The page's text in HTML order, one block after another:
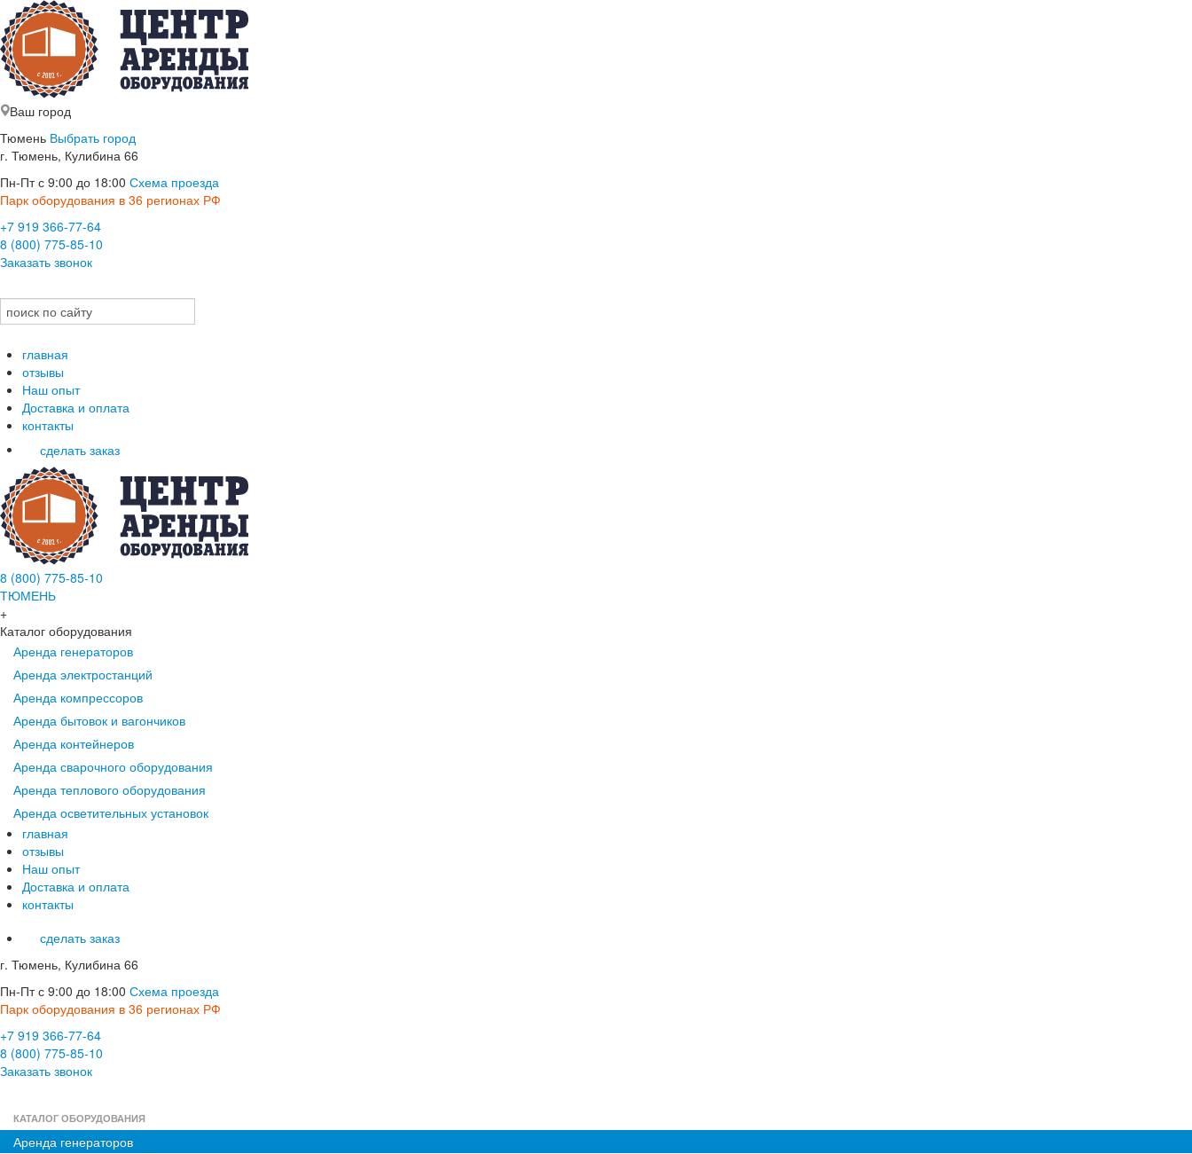
Ваш город
Тюмень Выбрать город
г. Тюмень, Кулибина 66
Пн-Пт с 9:00 до 18:00 Схема проезда
Парк оборудования в 36 регионах РФ
+7 919 366-77-64
8 (800) 775-85-10
Заказать звонок
главная
отзывы
Наш опыт
Доставка и оплата
контакты
сделать заказ
8 (800) 775-85-10
ТЮМЕНЬ
+
Каталог оборудования
Аренда генераторов
Аренда электростанций
Аренда компрессоров
Аренда бытовок и вагончиков
Аренда контейнеров
Аренда сварочного оборудования
Аренда теплового оборудования
Аренда осветительных установок
главная
отзывы
Наш опыт
Доставка и оплата
контакты
сделать заказ
г. Тюмень, Кулибина 66
Пн-Пт с 9:00 до 18:00 Схема проезда
Парк оборудования в 36 регионах РФ
+7 919 366-77-64
8 (800) 775-85-10
Заказать звонок
КАТАЛОГ ОБОРУДОВАНИЯ
Аренда генераторов